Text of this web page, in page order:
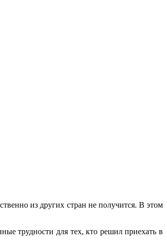
из других стран не получится. В этом
трудности для тех, кто решил приехать в